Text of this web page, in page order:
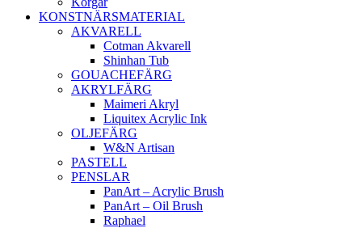
KONSTNÄRSMATERIAL
AKVARELL
Cotman Akvarell
Shinhan Tub
GOUACHEFÄRG
AKRYLFÄRG
Maimeri Akryl
Liquitex Acrylic Ink
OLJEFÄRG
W&N Artisan
PASTELL
PENSLAR
PanArt – Acrylic Brush
PanArt – Oil Brush
Raphael